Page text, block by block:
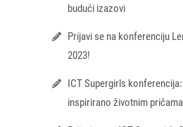
budući izazovi
Prijavi se na konferenciju
2023!
ICT Supergirls
inspirirano životnim